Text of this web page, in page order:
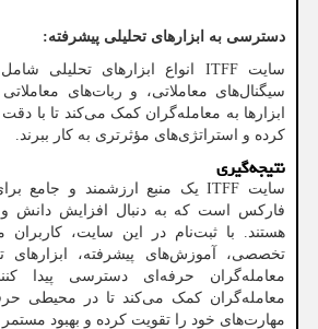
دسترسی به ابزارهای تحلیلی پیشرفته:
سایت ITFF انواع ابزارهای تحلیلی
سیگنال‌های معاملاتی، و ربات‌های
ابزارها به معامله‌گران کمک می‌کند تا با دقت
کرده و استراتژی‌های مؤثرتری به کار ببرند.
نتیجه‌گیری
سایت ITFF یک منبع ارزشمند و جامع
فارکس است که به دنبال افزایش دانش و
هستند. با ثبت‌نام در این سایت، کاربران
تخصصی، آموزش‌های پیشرفته، ابزارهای
معامله‌گران حرفه‌ای دسترسی پیدا
معامله‌گران کمک می‌کند تا در محیطی
مهارت‌های خود را تقویت کرده و بهبود مستمر